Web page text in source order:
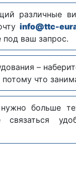
различные
info@ttc-
под ваш запрос.
–
что
больше